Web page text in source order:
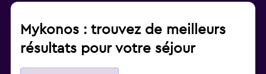
Mykonos : trouvez de meilleurs
résultats pour votre séjour